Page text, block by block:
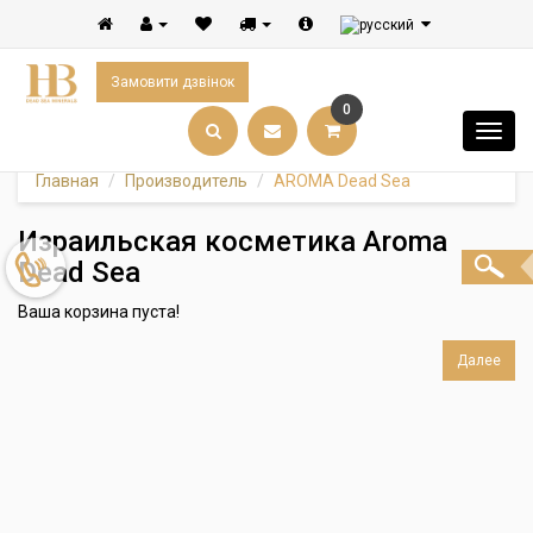
Замовити дзвінок
0
Главная Производитель AROMA Dead Sea
Израильская косметика Aroma
Dead Sea
Ваша корзина пуста!
Далее